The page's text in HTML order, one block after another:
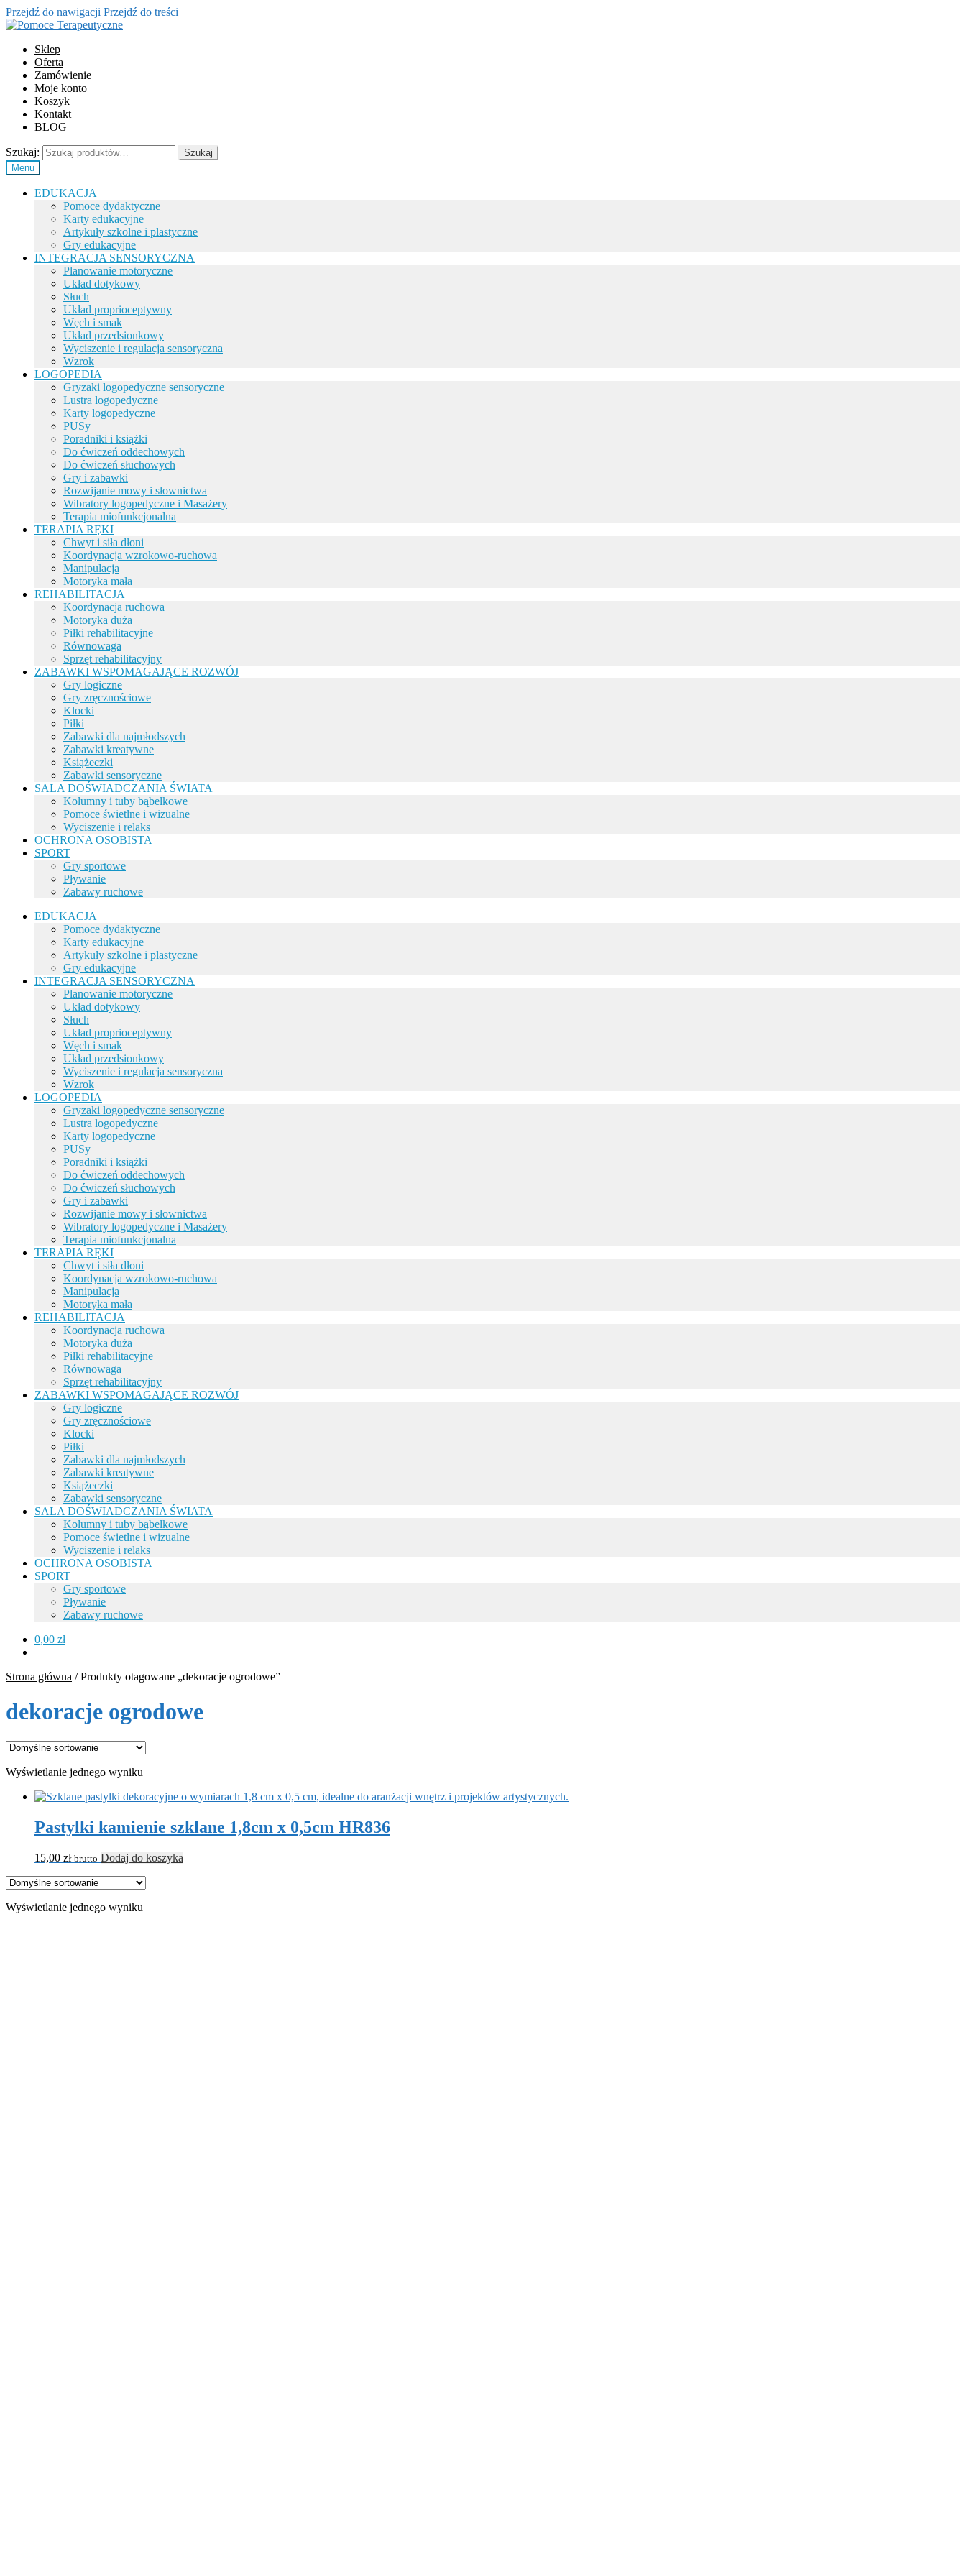
Przejdź do nawigacji Przejdź do treści
Sklep
Oferta
Zamówienie
Moje konto
Koszyk
Kontakt
BLOG
Szukaj:
Szukaj
Menu
EDUKACJA
Pomoce dydaktyczne
Karty edukacyjne
Artykuły szkolne i plastyczne
Gry edukacyjne
INTEGRACJA SENSORYCZNA
Planowanie motoryczne
Układ dotykowy
Słuch
Układ proprioceptywny
Węch i smak
Układ przedsionkowy
Wyciszenie i regulacja sensoryczna
Wzrok
LOGOPEDIA
Gryzaki logopedyczne sensoryczne
Lustra logopedyczne
Karty logopedyczne
PUSy
Poradniki i książki
Do ćwiczeń oddechowych
Do ćwiczeń słuchowych
Gry i zabawki
Rozwijanie mowy i słownictwa
Wibratory logopedyczne i Masażery
Terapia miofunkcjonalna
TERAPIA RĘKI
Chwyt i siła dłoni
Koordynacja wzrokowo-ruchowa
Manipulacja
Motoryka mała
REHABILITACJA
Koordynacja ruchowa
Motoryka duża
Piłki rehabilitacyjne
Równowaga
Sprzęt rehabilitacyjny
ZABAWKI WSPOMAGAJĄCE ROZWÓJ
Gry logiczne
Gry zręcznościowe
Klocki
Piłki
Zabawki dla najmłodszych
Zabawki kreatywne
Książeczki
Zabawki sensoryczne
SALA DOŚWIADCZANIA ŚWIATA
Kolumny i tuby bąbelkowe
Pomoce świetlne i wizualne
Wyciszenie i relaks
OCHRONA OSOBISTA
SPORT
Gry sportowe
Pływanie
Zabawy ruchowe
EDUKACJA
Pomoce dydaktyczne
Karty edukacyjne
Artykuły szkolne i plastyczne
Gry edukacyjne
INTEGRACJA SENSORYCZNA
Planowanie motoryczne
Układ dotykowy
Słuch
Układ proprioceptywny
Węch i smak
Układ przedsionkowy
Wyciszenie i regulacja sensoryczna
Wzrok
LOGOPEDIA
Gryzaki logopedyczne sensoryczne
Lustra logopedyczne
Karty logopedyczne
PUSy
Poradniki i książki
Do ćwiczeń oddechowych
Do ćwiczeń słuchowych
Gry i zabawki
Rozwijanie mowy i słownictwa
Wibratory logopedyczne i Masażery
Terapia miofunkcjonalna
TERAPIA RĘKI
Chwyt i siła dłoni
Koordynacja wzrokowo-ruchowa
Manipulacja
Motoryka mała
REHABILITACJA
Koordynacja ruchowa
Motoryka duża
Piłki rehabilitacyjne
Równowaga
Sprzęt rehabilitacyjny
ZABAWKI WSPOMAGAJĄCE ROZWÓJ
Gry logiczne
Gry zręcznościowe
Klocki
Piłki
Zabawki dla najmłodszych
Zabawki kreatywne
Książeczki
Zabawki sensoryczne
SALA DOŚWIADCZANIA ŚWIATA
Kolumny i tuby bąbelkowe
Pomoce świetlne i wizualne
Wyciszenie i relaks
OCHRONA OSOBISTA
SPORT
Gry sportowe
Pływanie
Zabawy ruchowe
0,00 zł
Strona główna /Produkty otagowane „dekoracje ogrodowe”
dekoracje ogrodowe
Wyświetlanie jednego wyniku
Pastylki kamienie szklane 1,8cm x 0,5cm HR836
15,00 zł brutto Dodaj do koszyka
Wyświetlanie jednego wyniku